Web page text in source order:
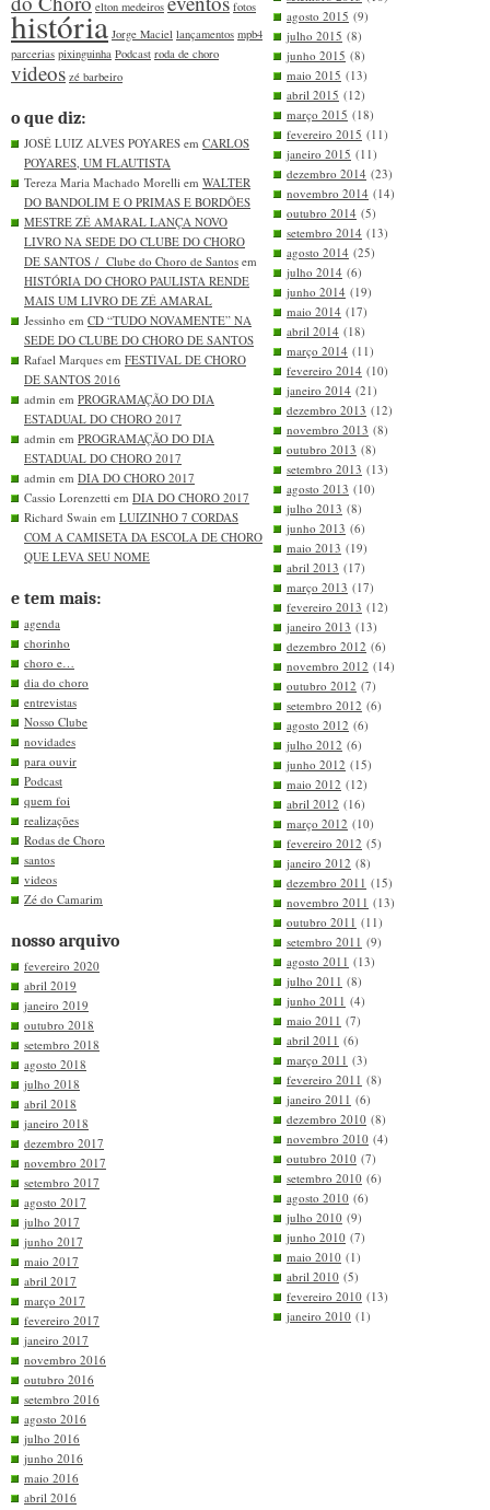
elton medeiros fotos
história Jorge Maciel lançamentos mpb4
parcerias pixinguinha Podcast roda de choro
videos zé barbeiro
o que diz:
JOSÉ LUIZ ALVES POYARES em CARLOS
POYARES, UM FLAUTISTA
Tereza Maria Machado Morelli em WALTER
DO BANDOLIM E O PRIMAS E BORDÕES
MESTRE ZÉ AMARAL LANÇA NOVO
LIVRO NA SEDE DO CLUBE DO CHORO
DE SANTOS / Clube do Choro de Santos em
HISTÓRIA DO CHORO PAULISTA RENDE
MAIS UM LIVRO DE ZÉ AMARAL
Jessinho em CD “TUDO NOVAMENTE” NA
SEDE DO CLUBE DO CHORO DE SANTOS
Rafael Marques em FESTIVAL DE CHORO
DE SANTOS 2016
admin em PROGRAMAÇÃO DO DIA
ESTADUAL DO CHORO 2017
admin em PROGRAMAÇÃO DO DIA
ESTADUAL DO CHORO 2017
admin em DIA DO CHORO 2017
Cassio Lorenzetti em DIA DO CHORO 2017
Richard Swain em LUIZINHO 7 CORDAS
COM A CAMISETA DA ESCOLA DE CHORO
QUE LEVA SEU NOME
e tem mais:
agenda
chorinho
choro e…
dia do choro
entrevistas
Nosso Clube
novidades
para ouvir
Podcast
quem foi
realizações
Rodas de Choro
santos
videos
Zé do Camarim
nosso arquivo
fevereiro 2020
abril 2019
janeiro 2019
outubro 2018
setembro 2018
agosto 2018
julho 2018
abril 2018
janeiro 2018
dezembro 2017
novembro 2017
setembro 2017
agosto 2017
julho 2017
junho 2017
maio 2017
abril 2017
março 2017
fevereiro 2017
janeiro 2017
novembro 2016
outubro 2016
setembro 2016
agosto 2016
julho 2016
junho 2016
maio 2016
abril 2016
agosto 2015 (9)
julho 2015 (8)
junho 2015 (8)
maio 2015 (13)
abril 2015 (12)
março 2015 (18)
fevereiro 2015 (11)
janeiro 2015 (11)
dezembro 2014 (23)
novembro 2014 (14)
outubro 2014 (5)
setembro 2014 (13)
agosto 2014 (25)
julho 2014 (6)
junho 2014 (19)
maio 2014 (17)
abril 2014 (18)
março 2014 (11)
fevereiro 2014 (10)
janeiro 2014 (21)
dezembro 2013 (12)
novembro 2013 (8)
outubro 2013 (8)
setembro 2013 (13)
agosto 2013 (10)
julho 2013 (8)
junho 2013 (6)
maio 2013 (19)
abril 2013 (17)
março 2013 (17)
fevereiro 2013 (12)
janeiro 2013 (13)
dezembro 2012 (6)
novembro 2012 (14)
outubro 2012 (7)
setembro 2012 (6)
agosto 2012 (6)
julho 2012 (6)
junho 2012 (15)
maio 2012 (12)
abril 2012 (16)
março 2012 (10)
fevereiro 2012 (5)
janeiro 2012 (8)
dezembro 2011 (15)
novembro 2011 (13)
outubro 2011 (11)
setembro 2011 (9)
agosto 2011 (13)
julho 2011 (8)
junho 2011 (4)
maio 2011 (7)
abril 2011 (6)
março 2011 (3)
fevereiro 2011 (8)
janeiro 2011 (6)
dezembro 2010 (8)
novembro 2010 (4)
outubro 2010 (7)
setembro 2010 (6)
agosto 2010 (6)
julho 2010 (9)
junho 2010 (7)
maio 2010 (1)
abril 2010 (5)
fevereiro 2010 (13)
janeiro 2010 (1)